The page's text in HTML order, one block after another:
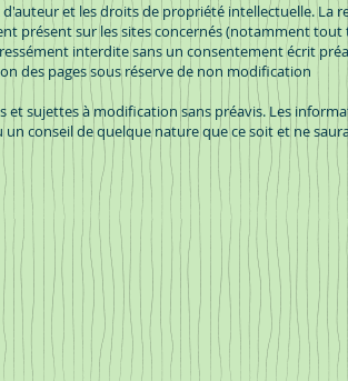
et les droits de propriété intellectuelle. La
présent sur les sites concernés (notamment
interdite sans un consentement écrit
des pages sous réserve de non modification
sujettes à modification sans préavis. Les
conseil de quelque nature que ce soit et ne